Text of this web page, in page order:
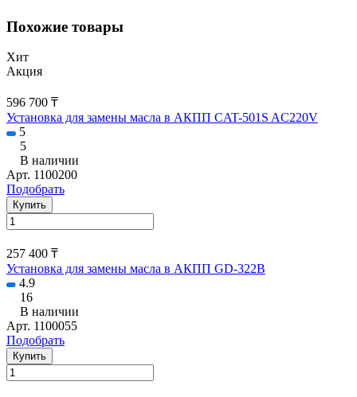
Похожие товары
Хит
Акция
596 700 ₸
Установка для замены масла в АКПП CAT-501S AC220V
5
5
В наличии
Арт. 1100200
Подобрать
Купить
257 400 ₸
Установка для замены масла в АКПП GD-322B
4.9
16
В наличии
Арт. 1100055
Подобрать
Купить